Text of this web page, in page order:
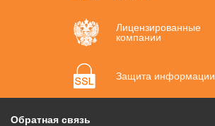
Лицензированные
компании
Защита информации
Обратная связь